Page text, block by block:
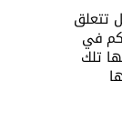
تتعلق
في
تلك